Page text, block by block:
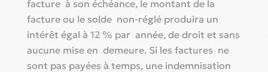
facture à son échéance, le montant de la
facture ou le solde non-réglé produira un
intérêt égal à 12 % par année, de droit et sans
aucune mise en demeure. Si les factures ne
sont pas payées à temps, une indemnisation